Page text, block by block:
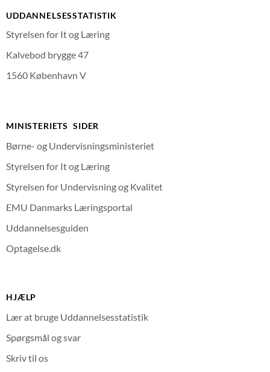
UDDANNELSESSTATISTIK
Styrelsen for It og Læring
Kalvebod brygge 47
1560 København V
MINISTERIETS SIDER
Børne- og Undervisningsministeriet
Styrelsen for It og Læring
Styrelsen for Undervisning og Kvalitet
EMU Danmarks Læringsportal
Uddannelsesguiden
Optagelse.dk
HJÆLP
Lær at bruge Uddannelsesstatistik
Spørgsmål og svar
Skriv til os